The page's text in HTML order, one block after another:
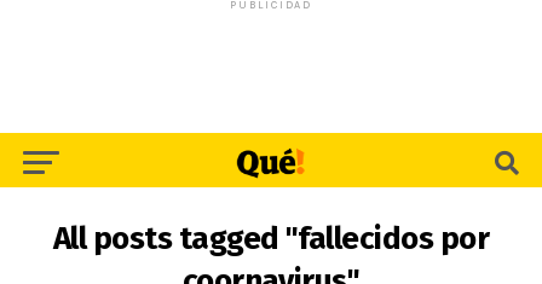
PUBLICIDAD
All posts tagged "fallecidos por